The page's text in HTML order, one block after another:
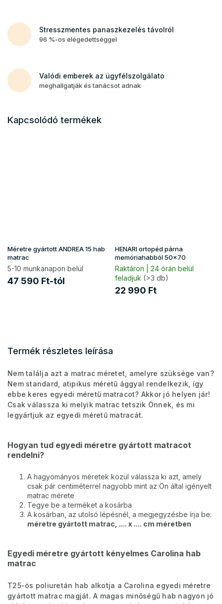
Stresszmentes panaszkezelés távolról
96 %-os elégedettséggel
Valódi emberek az ügyfélszolgálato
meghallgatják és tanácsot adnak
Kapcsolódó termékek
Méretre gyártott ANDREA 15 hab
matrac
5-10 munkanapon belül
47 590 Ft-tól
HENARI ortopéd párna
memóriahabból 50x70
Raktáron | 24 órán belül
feladjuk (>3 db)
22 990 Ft
Termék részletes leírása
Nem találja azt a matrac méretet, amelyre szüksége van?
Nem standard, atipikus méretű ággyal rendelkezik, így
ebbe keres egyedi méretű matracot? Akkor jó helyen jár!
Csak válassza ki melyik matrac tetszik Önnek, és mi
legyártjuk az egyedi méretű matracát.
Hogyan tud egyedi méretre gyártott matracot
rendelni?
A hagyományos méretek közül válassza ki azt, amely
csak pár centiméterrel nagyobb mint az Ön által igényelt
matrac mérete
Tegye be a terméket a kosárba
A kosárban, az utolsó lépésnél, a megjegyzésbe írja be:
méretre gyártott matrac, .... x .... cm méretben
Egyedi méretre gyártott kényelmes Carolina hab
matrac
T25-ös poliuretán hab alkotja a Carolina egyedi méretre
gyártott matrac magját. A magas minőségű hab nagyon jó